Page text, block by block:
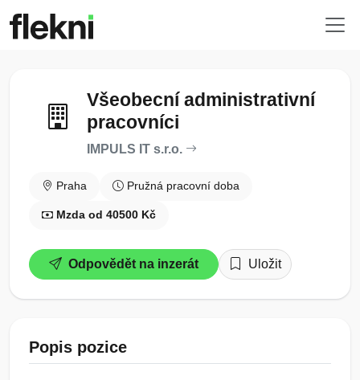
Všeobecní administrativní
pracovníci
IMPULS IT s.r.o.
Praha Pružná pracovní doba
Mzda od 40500 Kč
Odpovědět na inzerát Uložit
Popis pozice